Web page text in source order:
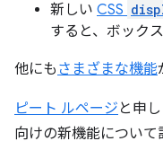
新しい CSS
すると、ボック
他にも さまざまな機能
ピート ルページ と申
向けの新機能について